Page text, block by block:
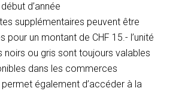
d’année
supplémentaires peuvent être
pour un montant de CHF 15.- l’unité
noirs ou gris sont toujours valables
dans les commerces
également d’accéder à la